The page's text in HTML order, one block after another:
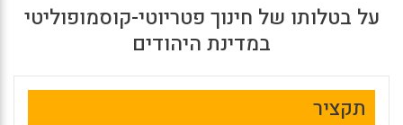
על בטלותו של חינוך פטריוטי-קוסמופוליטי
במדינת היהודים
תקציר